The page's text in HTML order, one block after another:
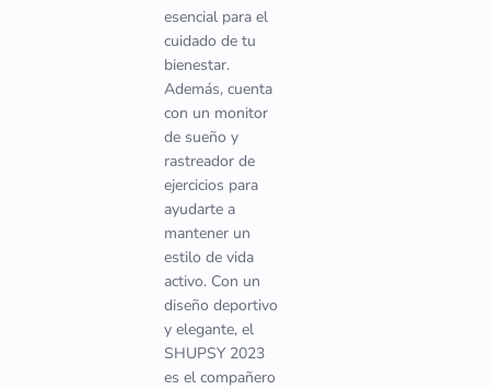
esencial para el
cuidado de tu
bienestar.
Además, cuenta
con un monitor
de sueño y
rastreador de
ejercicios para
ayudarte a
mantener un
estilo de vida
activo. Con un
diseño deportivo
y elegante, el
SHUPSY 2023
es el compañero